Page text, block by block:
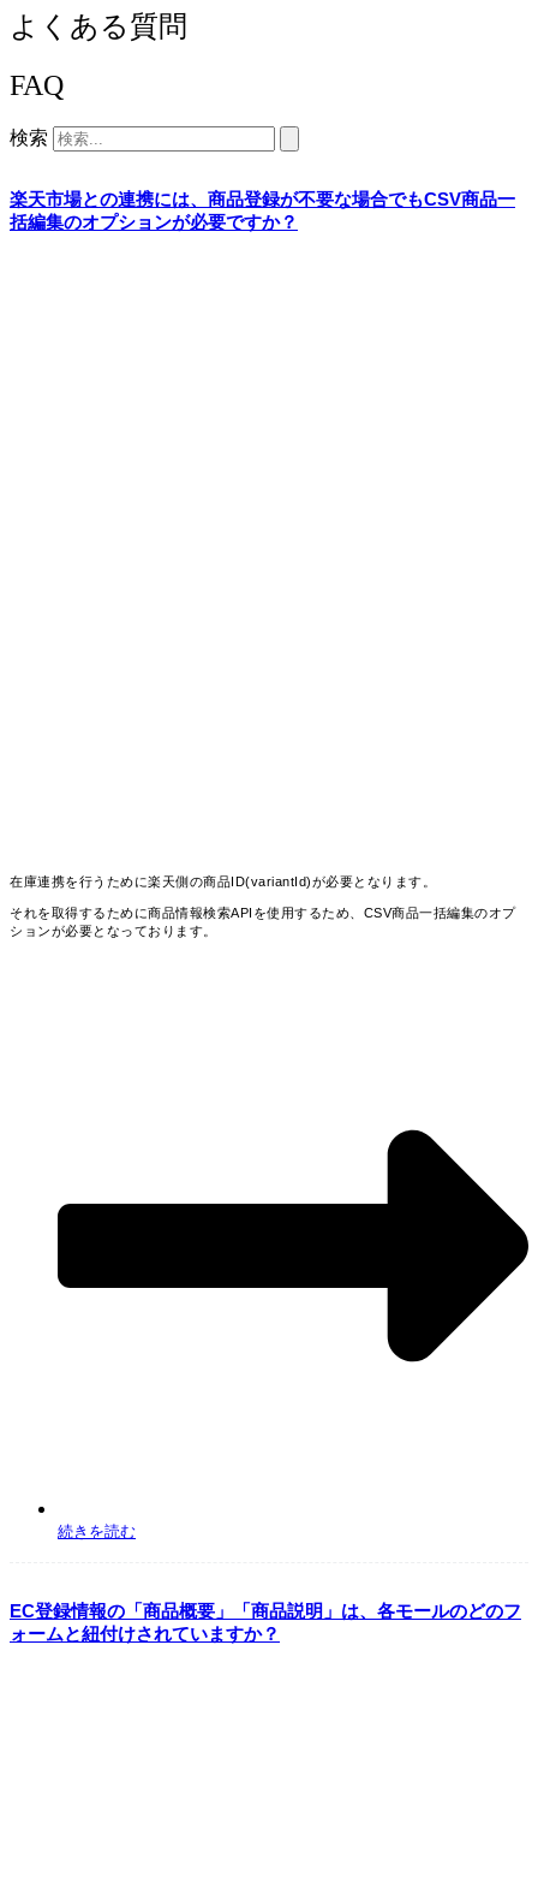
よくある質問
FAQ
検索
楽天市場との連携には、商品登録が不要な場合でもCSV商品一
括編集のオプションが必要ですか？
在庫連携を行うために楽天側の商品ID(variantId)が必要となります。
それを取得するために商品情報検索APIを使用するため、CSV商品一括編集のオプ
ションが必要となっております。
続きを読む
EC登録情報の「商品概要」「商品説明」は、各モールのどのフ
ォームと紐付けされていますか？